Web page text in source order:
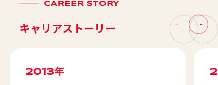
CAREER STORY
キャリアストーリー
2013年